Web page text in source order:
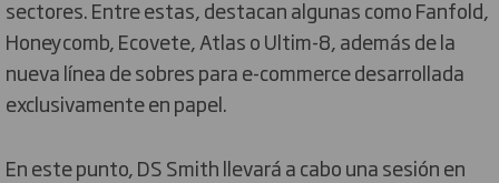
sectores. Entre estas, destacan algunas como Fanfold,
Honeycomb, Ecovete, Atlas o Ultim-8, además de la
nueva línea de sobres para e-commerce desarrollada
exclusivamente en papel.
En este punto, DS Smith llevará a cabo una sesión en